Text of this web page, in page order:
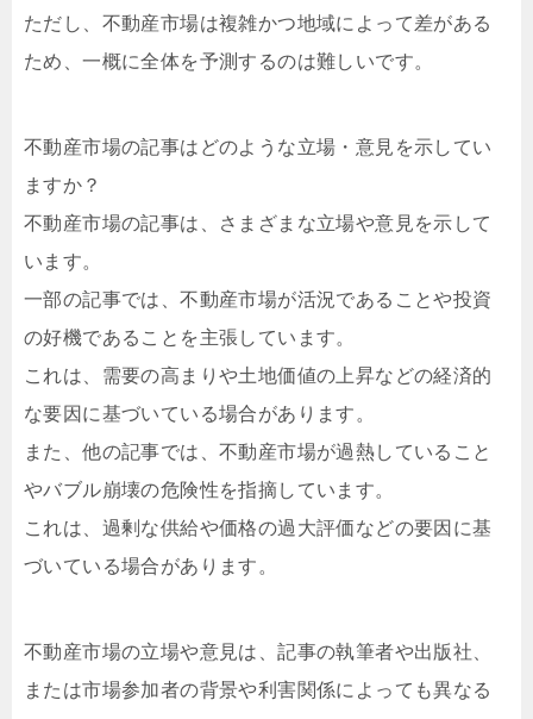
ただし、不動産市場は複雑かつ地域によって差がある
ため、一概に全体を予測するのは難しいです。
不動産市場の記事はどのような立場・意見を示してい
ますか？
不動産市場の記事は、さまざまな立場や意見を示して
います。
一部の記事では、不動産市場が活況であることや投資
の好機であることを主張しています。
これは、需要の高まりや土地価値の上昇などの経済的
な要因に基づいている場合があります。
また、他の記事では、不動産市場が過熱していること
やバブル崩壊の危険性を指摘しています。
これは、過剰な供給や価格の過大評価などの要因に基
づいている場合があります。
不動産市場の立場や意見は、記事の執筆者や出版社、
または市場参加者の背景や利害関係によっても異なる